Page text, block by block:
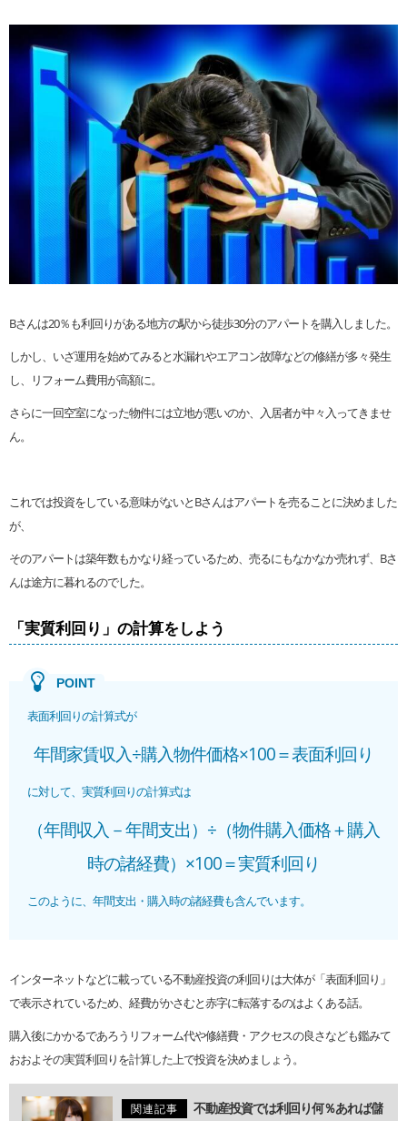
Bさんは20％も利回りがある地方の駅から徒歩30分のアパートを購入しました。
しかし、いざ運用を始めてみると水漏れやエアコン故障などの修繕が多々発生
し、リフォーム費用が高額に。
さらに一回空室になった物件には立地が悪いのか、入居者が中々入ってきませ
ん。
これでは投資をしている意味がないとBさんはアパートを売ることに決めました
が、
そのアパートは築年数もかなり経っているため、売るにもなかなか売れず、Bさ
んは途方に暮れるのでした。
「実質利回り」の計算をしよう
表面利回りの計算式が
年間家賃収入÷購入物件価格×100＝表面利回り
に対して、実質利回りの計算式は
（年間収入－年間支出）÷（物件購入価格＋購入
時の諸経費）×100＝実質利回り
このように、年間支出・購入時の諸経費も含んでいます。
インターネットなどに載っている不動産投資の利回りは大体が「表面利回り」
で表示されているため、経費がかさむと赤字に転落するのはよくある話。
購入後にかかるであろうリフォーム代や修繕費・アクセスの良さなども鑑みて
おおよその実質利回りを計算した上で投資を決めましょう。
関連記事
不動産投資では利回り何％あれば儲